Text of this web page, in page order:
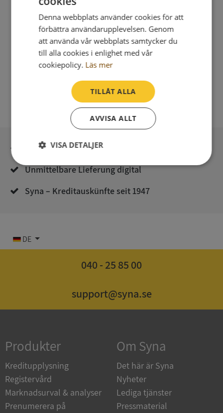
Sichere Bezahlung mit stripe
Unmittelbare Lieferung digital
Syna – Kreditauskünfte seit 1947
DE
040 - 25 85 00
support@syna.se
Produkter
Kreditupplysning
Registervård
Marknadsurval & analyser
Prenumerera på
Om Syna
Det här är Syna
Nyheter
Lediga tjänster
Pressmaterial
Denna webbplats använder cookies för att
förbättra användarupplevelsen. Genom
att använda vår webbplats samtycker du
till alla cookies i enlighet med vår
cookiepolicy. Läs mer
TILLÅT ALLA
AVVISA ALLT
VISA DETALJER
Strikt
nödvändigt
Prestanda Inriktning
Funktioner
Oklassificerade
Namn
Leverantör
Domän
__RequestVerificationToken
Corporation
de.syna.se